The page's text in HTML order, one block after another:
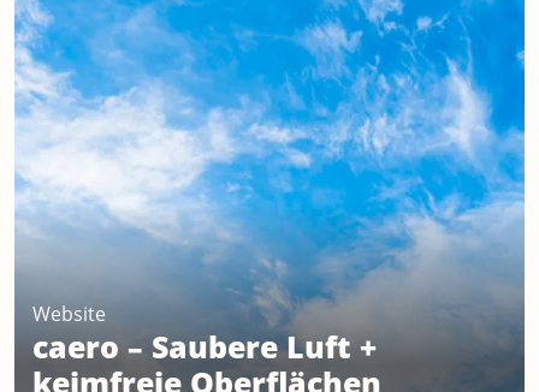
Website
caero – Saubere Luft +
keimfreie Oberflächen